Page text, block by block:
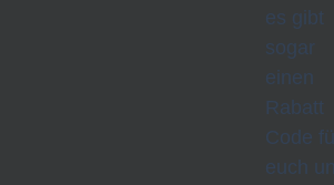
es gibt
sogar
einen
Rabatt
Code
euch